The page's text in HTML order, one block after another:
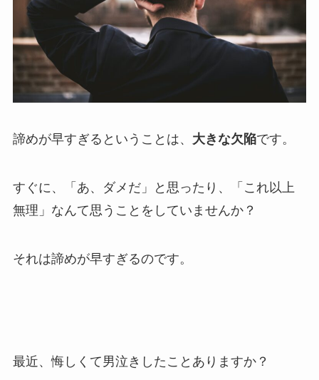
諦めが早すぎるということは、 大きな欠陥です。
すぐに、「あ、ダメだ」と思ったり、「これ以上
無理」なんて思うことをしていませんか？
それは諦めが早すぎるのです。
最近、悔しくて男泣きしたことありますか？